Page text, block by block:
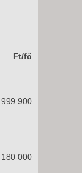
Ft/fő
999 900
180 000